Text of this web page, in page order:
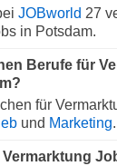
JOBworld 27
in Potsdam.
Berufe für
für
und Marketing.